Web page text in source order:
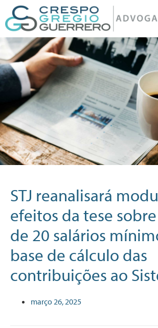
STJ reanalisará
efeitos da tese
de 20 salários
base de cálculo das
contribuições ao
março 26, 2025